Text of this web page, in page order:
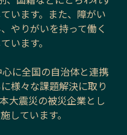
います。また、障がい
やりがいを持って働く
います。
心に全国の自治体と連携
様々な課題解決に取り
大震災の被災企業とし
しています。